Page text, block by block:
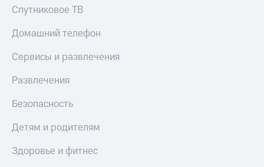
Умный
Планшеты
Акции
скидки
Все
Спутниковое ТВ
Домашний телефон
Сервисы и развлечения
Развлечения
Безопасность
Детям и родителям
Здоровье и фитнес